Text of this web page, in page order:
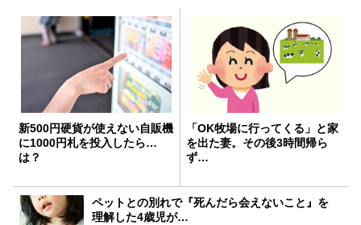
新500円硬貨が使えない自販機
に1000円札を投入したら…
は？
「OK牧場に行ってくる」と家
を出た妻。その後3時間帰ら
ず…
ペットとの別れで『死んだら会えないこと』を
理解した4歳児が…